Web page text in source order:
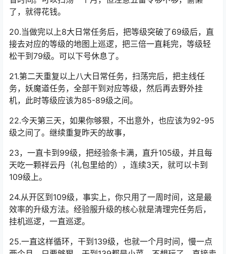
务，师门任务。
19.八大任务中，首次都需要亲自打，第二天，除了通天塔
和叛逆不能扫荡，其他的6个任务扫荡即可，省去麻烦，节
省时间。可以扫荡一个月，但注意五雷令够不够，偷懒
了，就得花钱。
20.当做完以上8大日常任务后，把等级突破了69级后，直
接去对应的等级的地图上巡逻，把三倍一直耗完，等级轻
松干到79级。可以下号休息了。
21.第二天重复以上八大日常任务，扫荡完后，把主线任
务，妖魔道任务，全部干到对应等级，然后再去野外挂
机，此时等级应该为85-89级之间。
22.今天第三天，如果你够狠，不出意外，也应该为92-95
级之间了。继续重复昨天的故事，
23，一直卡到99级，把经验条卡满，直升105级，并且每
天吃一颗祥云丹（礼包里给的），连续3天，就可以卡到
109级上。
24.从开区到109级，事实上，你只用了一周时间，这是最